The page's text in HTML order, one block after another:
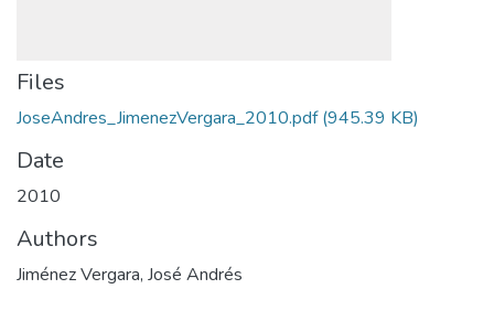
Files
JoseAndres_JimenezVergara_2010.pdf(945.39 KB)
Date
2010
Authors
Jiménez Vergara, José Andrés